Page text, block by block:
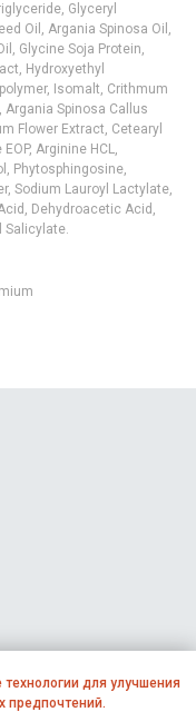
для улучшения
предпочтений.
Glyceryl
Oil, Argania Spinosa Oil,
Glycine Soja Protein,
Hydroxyethyl
Isomalt, Crithmum
Spinosa Callus
Flower Extract, Cetearyl
Arginine HCL,
Phytosphingosine,
Sodium Lauroyl Lactylate,
Dehydroacetic Acid,
Salicylate.